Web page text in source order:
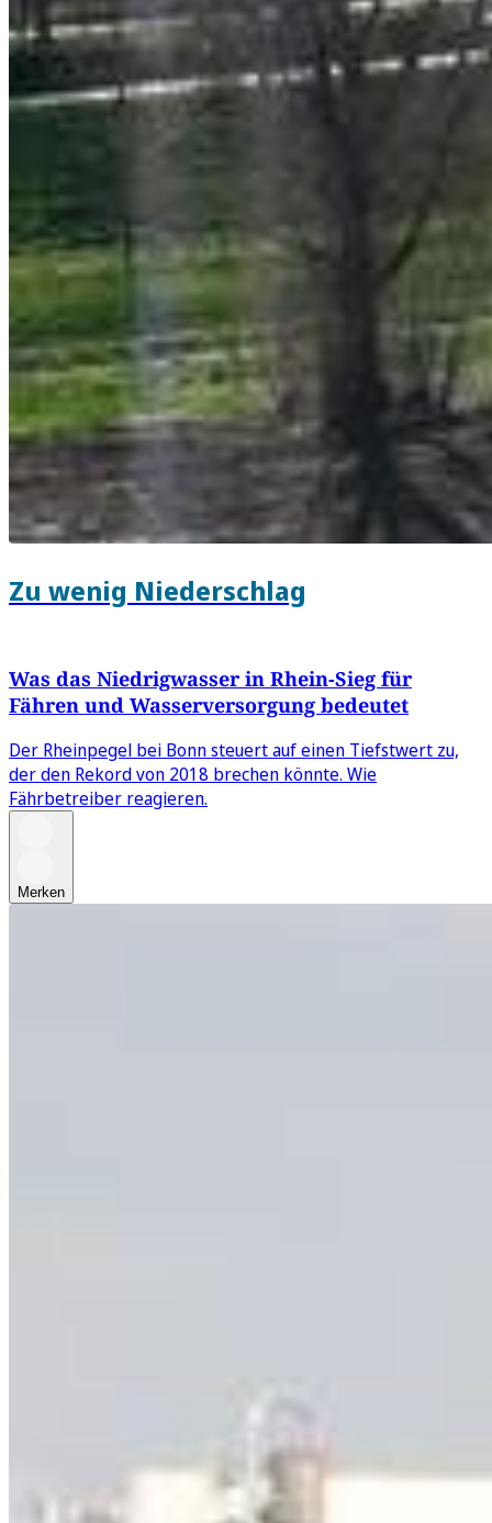
Zu wenig Niederschlag
Was das Niedrigwasser in Rhein-Sieg für
Fähren und Wasserversorgung bedeutet
Der Rheinpegel bei Bonn steuert auf einen Tiefstwert zu,
der den Rekord von 2018 brechen könnte. Wie
Fährbetreiber reagieren.
Merken